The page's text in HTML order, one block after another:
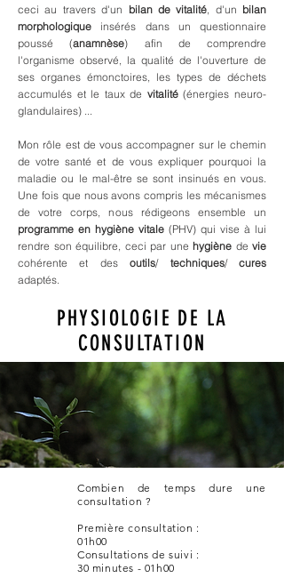
ceci au travers d'un bilan de vitalité, d'un bilan
morphologique insérés dans un questionnaire
poussé (anamnèse) afin de comprendre
l'organisme observé, la qualité de l'ouverture de
ses organes émonctoires, les types de déchets
accumulés et le taux de vitalité(énergies neuro-
glandulaires) ...
Mon rôle est de vous accompagner sur le chemin
de votre santé et de vous expliquer pourquoi la
maladie ou le mal-être se sont insinués en vous.
Une fois que nous avons compris les mécanismes
de votre corps, nous rédigeons ensemble un
programme en hygiène vitale (PHV) qui vise à lui
rendre son équilibre, ceci par une hygiène de vie
cohérente et desoutils/ techniques/cures
adaptés.
PHYSIOLOGIE DE LA
CONSULTATION
Combien de temps dure une
consultation ?
Première consultation :
01h00
Consultations de suivi :
30 minutes - 01h00